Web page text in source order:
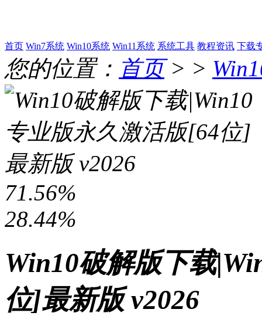
首页 Win7系统 Win10系统 Win11系统 系统工具 教程资讯 下载
您的位置： 首页> >
71.56%
28.44%
Win10破解版下载
位]最新版 v2026